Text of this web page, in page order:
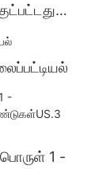
வழங்கல்
பொருள் 1 -